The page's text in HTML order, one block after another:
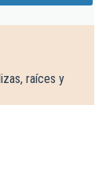
raíces y